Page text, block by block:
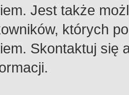
Jest także
których
Skontaktuj się